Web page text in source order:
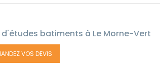
batiments à Le Morne-Vert
VOS DEVIS